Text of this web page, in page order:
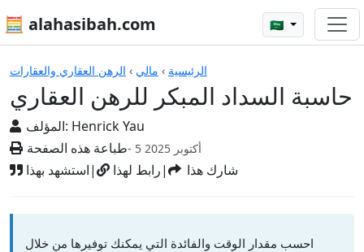
🧮 alahasibah.com 🇸🇦
الرئيسية › مالي › الرهن العقاري والعقارات
حاسبة السداد المبكر للرهن العقاري
المؤلف: Henrick Yau
طباعة هذه الصفحة
- 5 أكتوبر 2025
استشهد بهذا| رابط لهذا| شارك هذا
الآلات الحاسبة
احسب مقدار الوقت والفائدة التي يمكنك توفيرها من خلال